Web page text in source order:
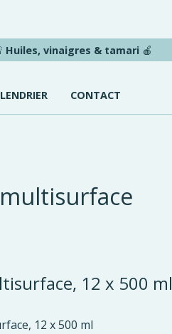
Huiles, vinaigres & tamari 🍎
CONTACT
12 x 500 ml
12 x 500 ml